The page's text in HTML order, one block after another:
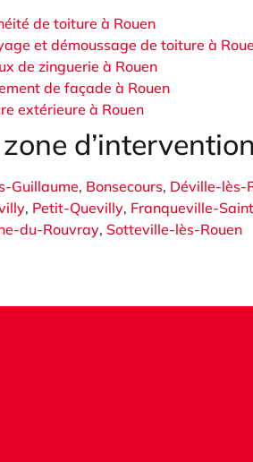
de toiture à Rouen
et démoussage de toiture à
de zinguerie à Rouen
de façade à Rouen
extérieure à Rouen
d’intervention
Guillaume, Bonsecours, Déville-lès-
, Petit-Quevilly, Franqueville-
du-Rouvray, Sotteville-lès-Rouen